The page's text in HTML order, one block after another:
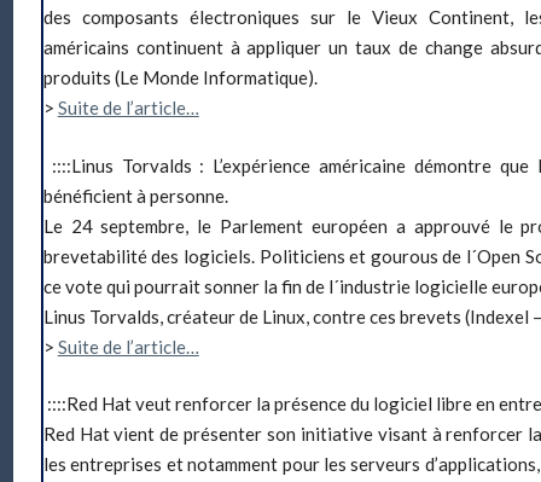
des composants électroniques sur le Vieux Continent,
américains continuent à appliquer un taux de change
produits (Le Monde Informatique).
> Suite de l’article…
::::Linus Torvalds : L’expérience américaine démontre
bénéficient à personne.
Le 24 septembre, le Parlement européen a approuvé le
brevetabilité des logiciels. Politiciens et gourous de l´Open
ce vote qui pourrait sonner la fin de l´industrie logicielle
Linus Torvalds, créateur de Linux, contre ces brevets (Indexel
> Suite de l’article…
::::Red Hat veut renforcer la présence du logiciel libre en
Red Hat vient de présenter son initiative visant à renforcer
les entreprises et notamment pour les serveurs